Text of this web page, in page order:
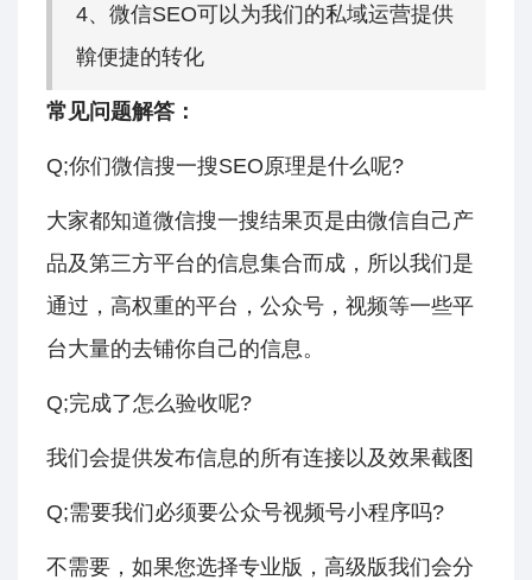
4、微信SEO可以为我们的私域运营提供
鞥便捷的转化
常见问题解答：
Q;你们微信搜一搜SEO原理是什么呢?
大家都知道微信搜一搜结果页是由微信自己产
品及第三方平台的信息集合而成，所以我们是
通过，高权重的平台，公众号，视频等一些平
台大量的去铺你自己的信息。
Q;完成了怎么验收呢?
我们会提供发布信息的所有连接以及效果截图
Q;需要我们必须要公众号视频号小程序吗?
不需要，如果您选择专业版，高级版我们会分